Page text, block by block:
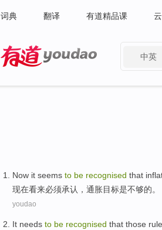
词典 翻译 有道精品课
中英
Now it seems to be recognised that
现在看来必须承认 ， 通胀目标是不够的。
youdao
It needs to be recognised that those